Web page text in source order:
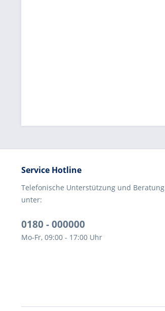
Service Hotline
Telefonische Unterstützung und Beratung
unter:
0180 - 000000
Mo-Fr, 09:00 - 17:00 Uhr